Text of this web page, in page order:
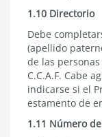
1.10 Directorio
Debe
(apellido
de las
C.C.A.F. Cabe
indicarse si el
estamento de
1.11 Número